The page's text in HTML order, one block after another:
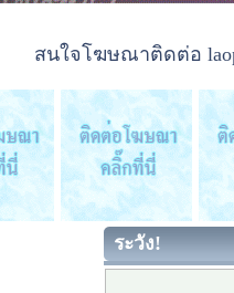
สนใจโฆษณาติดต่อ
ระวัง!